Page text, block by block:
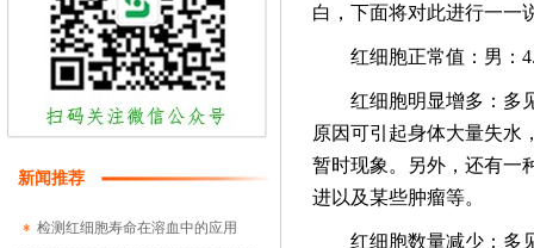
新闻推荐
检测红细胞寿命在溶血中的应用
白，下面将对此进行一一
红细胞正常值：男：
红细胞明显增多：多见
原因可引起身体大量失水
暂时现象。另外，还有一
进以及某些肿瘤等。
红细胞数量减少：多见